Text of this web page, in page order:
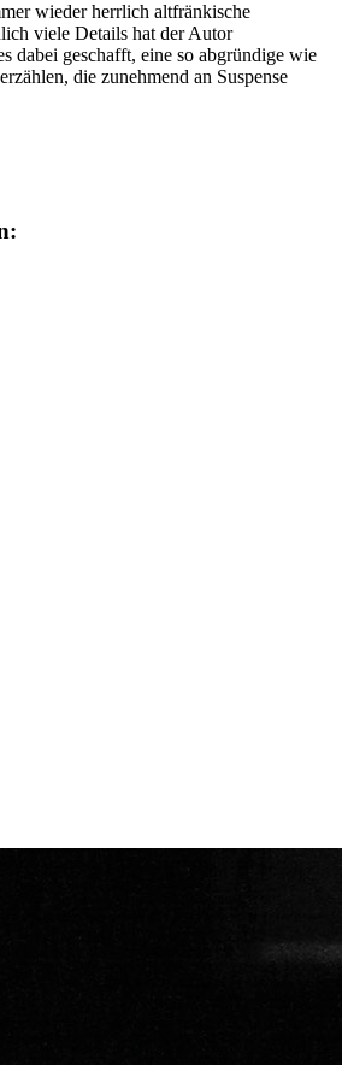
wieder herrlich altfränkische
viele Details hat der Autor
dabei geschafft, eine so abgründige wie
die zunehmend an Suspense